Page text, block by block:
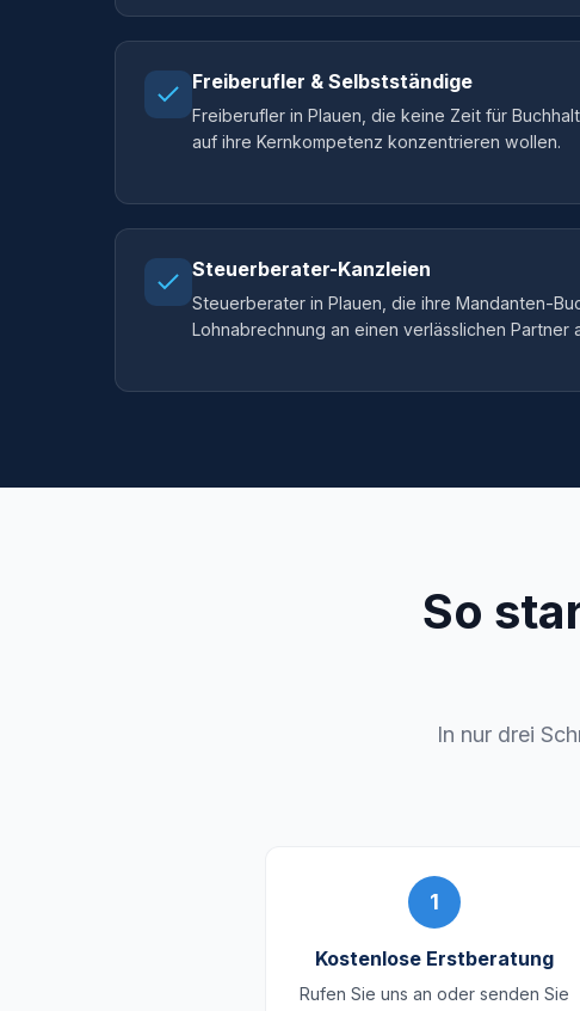
Freiberufler & Selbstständige
Freiberufler in Plauen, die keine Zeit für
auf ihre Kernkompetenz konzentrieren wollen.
Steuerberater-Kanzleien
Steuerberater in Plauen, die ihre Mandanten-
Lohnabrechnung an einen verlässlichen Partner
So
In nur drei
1
Kostenlose Erstberatung
Rufen Sie uns an oder senden Sie